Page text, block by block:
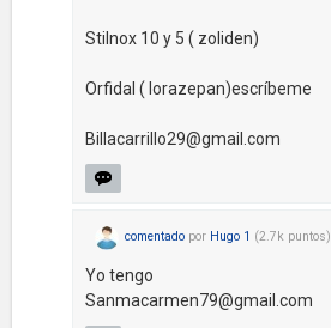
Stilnox 10 y 5 ( zoliden)
Orfidal ( lorazepan)escríbeme
Billacarrillo29@gmail.com
comentado por Hugo 1 (2.7k puntos)
Yo tengo
Sanmacarmen79@gmail.com